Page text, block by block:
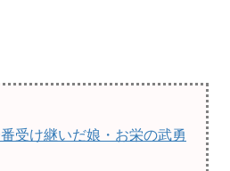
受け継いだ娘・お栄の武勇